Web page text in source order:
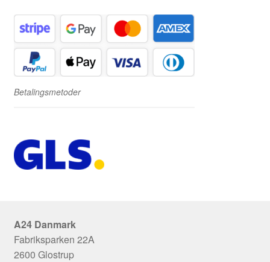
Betalingsmetoder
A24 Danmark
Fabriksparken 22A
2600 Glostrup